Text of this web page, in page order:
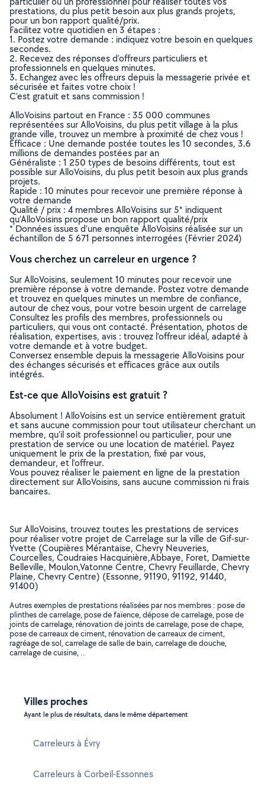
prestations, du plus petit besoin aux plus grands projets,
pour un bon rapport qualité/prix.
Facilitez votre quotidien en 3 étapes :
1. Postez votre demande : indiquez votre besoin en quelques
secondes.
2. Recevez des réponses d’offreurs particuliers et
professionnels en quelques minutes.
3. Echangez avec les offreurs depuis la messagerie privée et
sécurisée et faites votre choix !
C’est gratuit et sans commission !
AlloVoisins partout en France : 35 000 communes
représentées sur AlloVoisins, du plus petit village à la plus
grande ville, trouvez un membre à proximité de chez vous !
Efficace : Une demande postée toutes les 10 secondes, 3.6
millions de demandes postées par an
Généraliste : 1 250 types de besoins différents, tout est
possible sur AlloVoisins, du plus petit besoin aux plus grands
projets.
Rapide : 10 minutes pour recevoir une première réponse à
votre demande
Qualité / prix : 4 membres AlloVoisins sur 5* indiquent
qu’AlloVoisins propose un bon rapport qualité/prix
* Données issues d’une enquête AlloVoisins réalisée sur un
échantillon de 5 671 personnes interrogées (Février 2024)
Vous cherchez un carreleur en urgence ?
Sur AlloVoisins, seulement 10 minutes pour recevoir une
première réponse à votre demande. Postez votre demande
et trouvez en quelques minutes un membre de confiance,
autour de chez vous, pour votre besoin urgent de carrelage
Consultez les profils des membres, professionnels ou
particuliers, qui vous ont contacté. Présentation, photos de
réalisation, expertises, avis : trouvez l'offreur idéal, adapté à
votre demande et à votre budget.
Conversez ensemble depuis la messagerie AlloVoisins pour
des échanges sécurisés et efficaces grâce aux outils
intégrés.
Est-ce que AlloVoisins est gratuit ?
Absolument ! AlloVoisins est un service entièrement gratuit
et sans aucune commission pour tout utilisateur cherchant un
membre, qu’il soit professionnel ou particulier, pour une
prestation de service ou une location de matériel. Payez
uniquement le prix de la prestation, fixé par vous,
demandeur, et l’offreur.
Vous pouvez réaliser le paiement en ligne de la prestation
directement sur AlloVoisins, sans aucune commission ni frais
bancaires.
Sur AlloVoisins, trouvez toutes les prestations de services
pour réaliser votre projet de Carrelage sur la ville de Gif-sur-
Yvette (Coupières Mérantaise, Chevry Neuveries,
Courcelles, Coudraies Hacquinière,Abbaye, Foret, Damiette
Belleville, Moulon,Vatonne Centre, Chevry Feuillarde, Chevry
Plaine, Chevry Centre) (Essonne, 91190, 91192, 91440,
91400)
Autres exemples de prestations réalisées par nos membres : pose de
plinthes de carrelage, pose de faïence, dépose de carrelage, pose de
joints de carrelage, rénovation de joints de carrelage, pose de chape,
pose de carreaux de ciment, rénovation de carreaux de ciment,
ragréage de sol, carrelage de salle de bain, carrelage de douche,
carrelage de cuisine, ..
Villes proches
Ayant le plus de résultats, dans le même département
Carreleurs à Évry
Carreleurs à Corbeil-Essonnes